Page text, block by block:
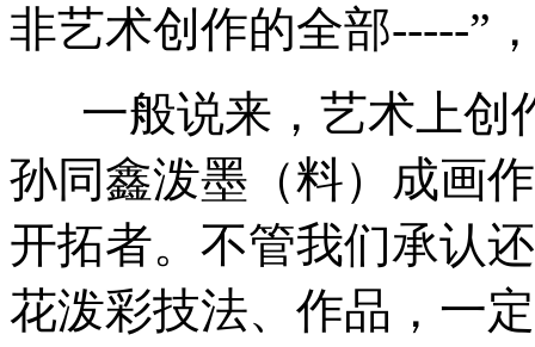
非艺术创作的全部-----”
一般说来，艺术上创
孙同鑫泼墨（料）成画
开拓者。不管我们承认
花泼彩技法、作品，一